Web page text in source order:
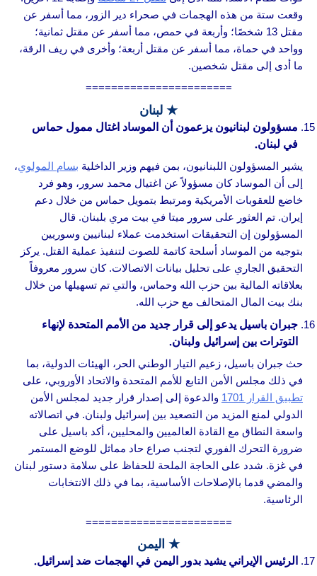
وقعت ستة من هذه الهجمات في صحراء دير الزور، مما أسفر عن
مقتل 13 شخصًا؛ وأربعة في حمص، مما أسفر عن مقتل ثمانية؛
وواحد في حماة، مما أسفر عن مقتل أربعة؛ وأخرى في ريف الرقة،
ما أدى إلى مقتل شخصين.
=======================
★ لبنان
مسؤولون لبنانيون يزعمون أن الموساد اغتال ممول حماس
في لبنان.
يشير المسؤولون اللبنانيون، بمن فيهم وزير الداخلية بسام المولوي،
إلى أن الموساد كان مسؤولاً عن اغتيال محمد سرور، وهو فرد
خاضع للعقوبات الأمريكية ومرتبط بتمويل حماس من خلال دعم
إيران. تم العثور على سرور ميتا في بيت مري بلبنان. قال
المسؤولون إن التحقيقات استخدمت عملاء لبنانيين وسوريين
بتوجيه من الموساد أسلحة كاتمة للصوت لتنفيذ عملية القتل. يركز
التحقيق الجاري على تحليل بيانات الاتصالات. كان سرور معروفاً
بعلاقاته المالية بين حزب الله وحماس، والتي تم تسهيلها من خلال
بنك بيت المال المتحالف مع حزب الله.
جبران باسيل يدعو إلى قرار جديد من الأمم المتحدة لإنهاء
التوترات بين إسرائيل ولبنان.
حث جبران باسيل، زعيم التيار الوطني الحر، الهيئات الدولية، بما
في ذلك مجلس الأمن التابع للأمم المتحدة والاتحاد الأوروبي، على
تطبيق القرار 1701
والدعوة إلى إصدار قرار جديد لمجلس الأمن
الدولي لمنع المزيد من التصعيد بين إسرائيل ولبنان. في اتصالاته
واسعة النطاق مع القادة العالميين والمحليين، أكد باسيل على
ضرورة التحرك الفوري لتجنب صراع حاد مماثل للوضع المستمر
في غزة. شدد على الحاجة الملحة للحفاظ على سلامة دستور لبنان
والمضي قدما بالإصلاحات الأساسية، بما في ذلك الانتخابات
الرئاسية.
=======================
★ اليمن
الرئيس الإيراني يشيد بدور اليمن في الهجمات ضد إسرائيل.